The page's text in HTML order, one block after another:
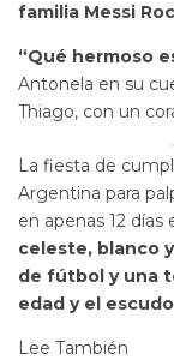
familia Messi
“Qué hermoso
Antonela en su
Thiago, con un
La fiesta de
Argentina para
en apenas 12 días
celeste, blanco
de fútbol y una
edad y el
Lee También